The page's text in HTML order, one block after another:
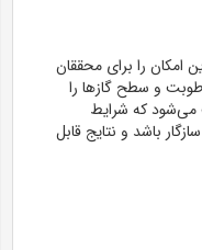
امکان را برای محققان
و سطح گازها را
می‌شود که شرایط
باشد و نتایج قابل